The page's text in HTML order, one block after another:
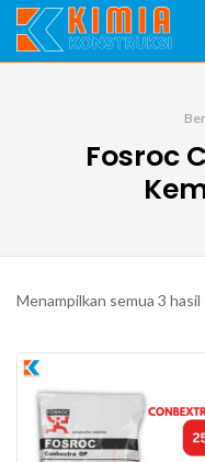
Fosroc
Menampilkan semua 3 hasil